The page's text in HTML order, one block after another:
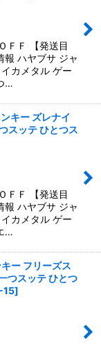
ＦＦ 【発送目
報 ハヤブサ ジャ
カメタル ゲー
…
キー ズレナイ
スッテ ひとつス
ＦＦ 【発送目
報 ハヤブサ ジャ
カメタル ゲー
…
ー フリーズス
つスッテ ひとつ
15]